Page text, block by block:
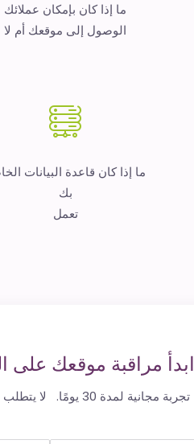
ما إذا كان بإمكان عملائك
الوصول إلى موقعك أم لا
ما إذا كان قاعدة البيانات
بك
تعمل
ابدأ مراقبة موقعك على
تجربة مجانية لمدة 30 يومًا. لا يتطلب بطاقة ائتمان.